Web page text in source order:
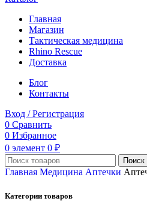
Главная
Магазин
Тактическая медицина
Rhino Rescue
Доставка
Блог
Контакты
Вход / Регистрация
0 Сравнить
0 Избранное
0 элемент 0 ₽
Поиск
Главная Медицина Аптечки
Категории товаров